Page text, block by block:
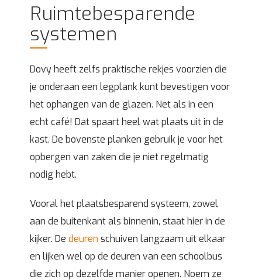
Ruimtebesparende
systemen
Dovy heeft zelfs praktische rekjes voorzien die
je onderaan een legplank kunt bevestigen voor
het ophangen van de glazen. Net als in een
echt café! Dat spaart heel wat plaats uit in de
kast. De bovenste planken gebruik je voor het
opbergen van zaken die je niet regelmatig
nodig hebt.
Vooral het plaatsbesparend systeem, zowel
aan de buitenkant als binnenin, staat hier in de
kijker. Dedeuren schuiven langzaam uit elkaar
en lijken wel op de deuren van een schoolbus
die zich op dezelfde manier openen. Noem ze